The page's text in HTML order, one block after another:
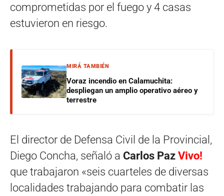
comprometidas por el fuego y 4 casas
estuvieron en riesgo.
MIRÁ TAMBIÉN
Voraz incendio en Calamuchita:
despliegan un amplio operativo aéreo y
terrestre
El director de Defensa Civil de la Provincial,
Diego Concha, señaló a Carlos Paz Vivo!
que trabajaron «seis cuarteles de diversas
localidades trabajando para combatir las